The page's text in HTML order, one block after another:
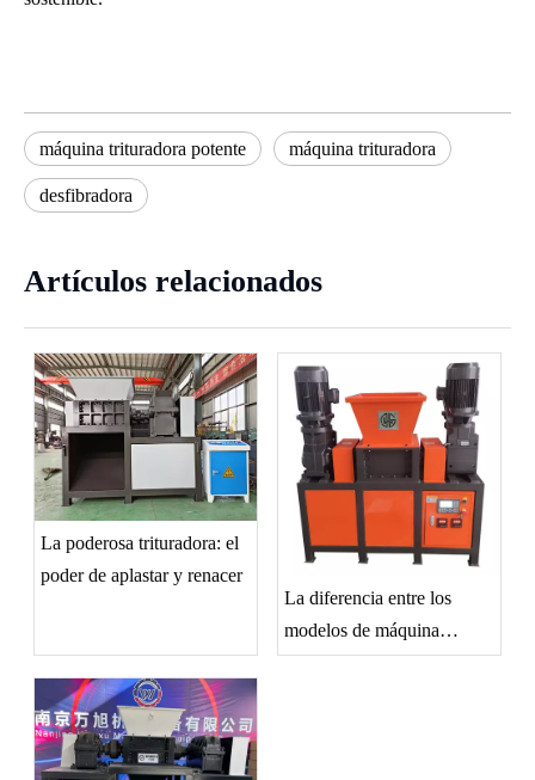
máquina trituradora potente máquina trituradora
desfibradora
Artículos relacionados
La poderosa trituradora: el
poder de aplastar y renacer
La diferencia entre los
modelos de máquina
trituradora.